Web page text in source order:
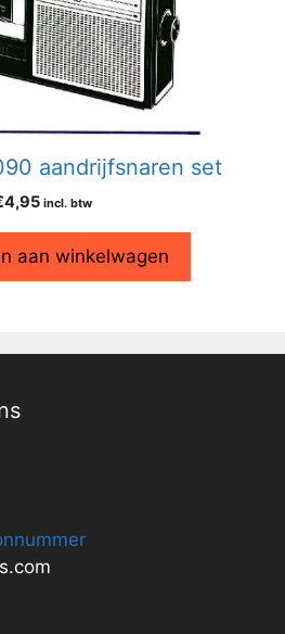
aandrijfsnaren set
4,95 incl. btw
aan winkelwagen